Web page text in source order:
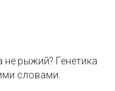
рыжий? Генетика
словами.